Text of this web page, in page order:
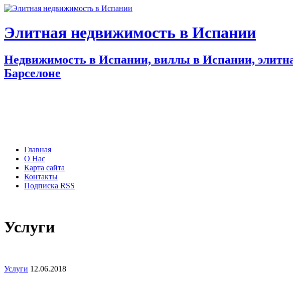
Элитная недвижимость в Испании
Недвижимость в Испании, виллы в Испании,
Барселоне
Главная
О Нас
Карта сайта
Контакты
Подписка RSS
Услуги
Услуги 12.06.2018